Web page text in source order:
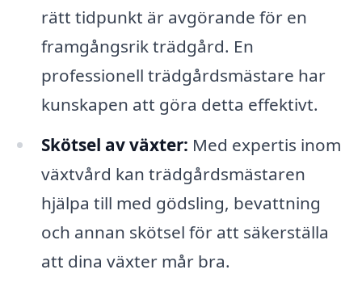
rätt tidpunkt är avgörande för en
framgångsrik trädgård. En
professionell trädgårdsmästare har
kunskapen att göra detta effektivt.
Skötsel av växter: Med expertis inom
växtvård kan trädgårdsmästaren
hjälpa till med gödsling, bevattning
och annan skötsel för att säkerställa
att dina växter mår bra.